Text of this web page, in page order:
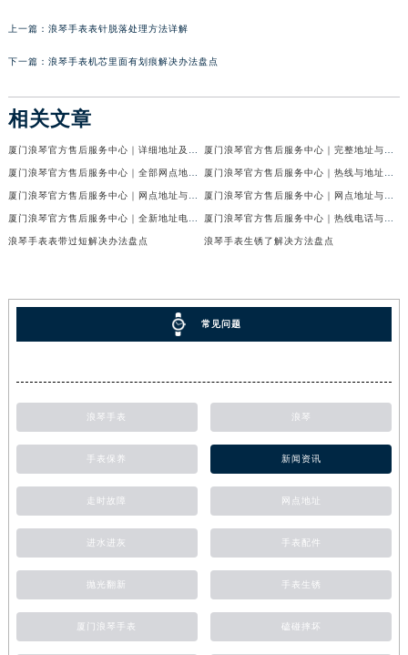
上一篇： 浪琴手表表针脱落处理方法详解
下一篇： 浪琴手表机芯里面有划痕解决办法盘点
相关文章
浪琴手表表带过短解决办法盘点 浪琴手表生锈了解决方法盘点
常见问题
浪琴手表 浪琴
手表保养 新闻资讯
走时故障 网点地址
进水进灰 手表配件
抛光翻新 手表生锈
厦门浪琴手表 磕碰摔坏